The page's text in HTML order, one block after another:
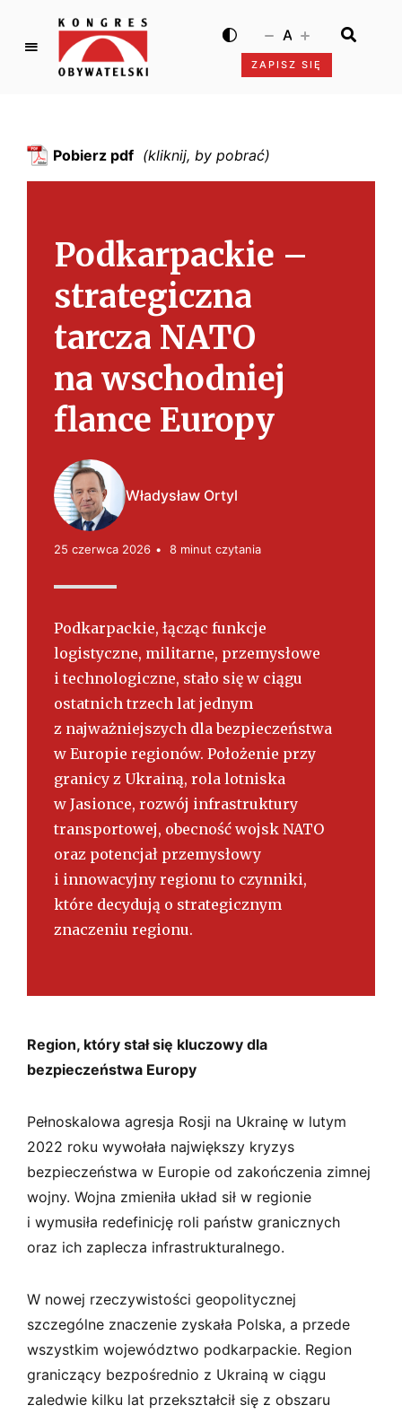
K
g
O
b
w
a
t
e
l
s
k
ZAPISZ SIĘ
A
Pobierz pdf
Podkarpackie –
strategiczna
tarcza NATO
na wschodniej
flance Europy
Władysław Ortyl
25 czerwca 2026 8 minut czytania
Podkarpackie, łącząc funkcje
logistyczne, militarne, przemysłowe
i technologiczne, stało się w ciągu
ostatnich trzech lat jednym
z najważniejszych dla bezpieczeństwa
w Europie regionów. Położenie przy
granicy z Ukrainą, rola lotniska
w Jasionce, rozwój infrastruktury
transportowej, obecność wojsk NATO
oraz potencjał przemysłowy
i innowacyjny regionu to czynniki,
które decydują o strategicznym
znaczeniu regionu.
Region, który stał się kluczowy dla
bezpieczeństwa Europy
Pełnoskalowa agresja Rosji na Ukrainę w lutym
2022 roku wywołała największy kryzys
bezpieczeństwa w Europie od zakończenia zimnej
wojny. Wojna zmieniła układ sił w regionie
i wymusiła redefinicję roli państw granicznych
oraz ich zaplecza infrastrukturalnego.
W nowej rzeczywistości geopolitycznej
szczególne znaczenie zyskała Polska, a przede
wszystkim województwo podkarpackie. Region
graniczący bezpośrednio z Ukrainą w ciągu
zaledwie kilku lat przekształcił się z obszaru